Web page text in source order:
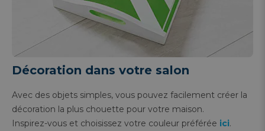
Décoration dans votre salon
Avec des objets simples, vous pouvez facilement créer la
décoration la plus chouette pour votre maison.
Inspirez-vous et choisissez votre couleur préférée ici.